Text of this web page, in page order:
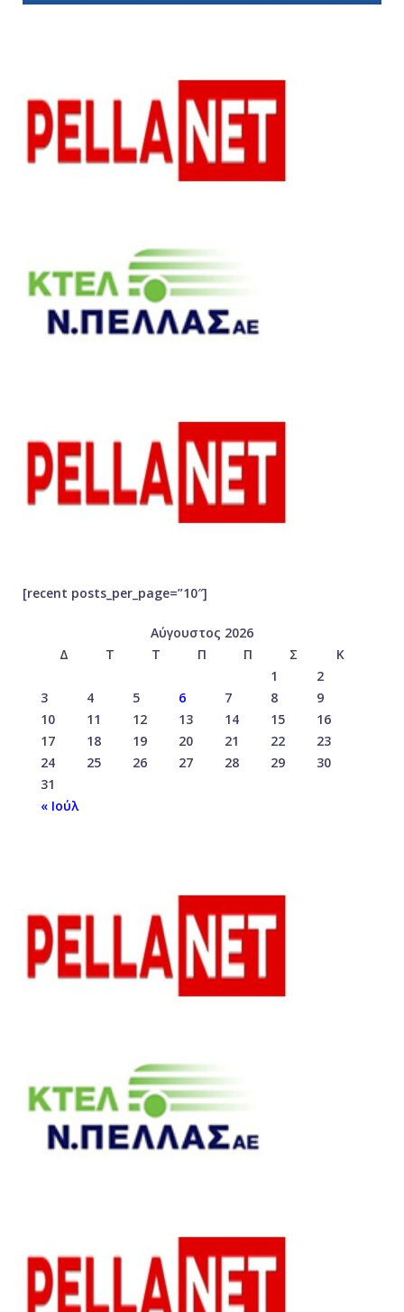
[recent posts_per_page=”10″]
Αύγουστος 2026
Δ
Τ Τ Π Π Σ
Κ
1
2
3
4 5 6 7 8
9
10
11 12 13 14 15
16
17
18 19 20 21 22
23
24
25 26 27 28 29
30
31
« Ιούλ